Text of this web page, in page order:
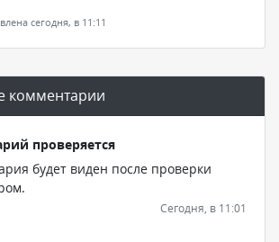
сегодня, в 11:11
комментарии
проверяется
будет виден после проверки
Сегодня, в 11:01